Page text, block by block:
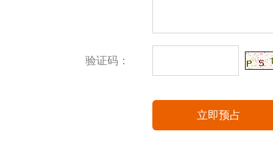
验证码：